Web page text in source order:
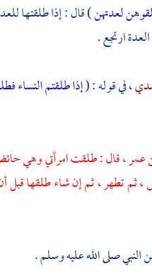
لعدتهن) قال : إذا طلقتها
ارتجع .
،في قوله : (إذا طلقتم النساء
عمر ،قال : طلقت امرأتي وهي
تطهر ، ثم إن شاء طلقها قبل
النبي صلى الله عليه وسلم .